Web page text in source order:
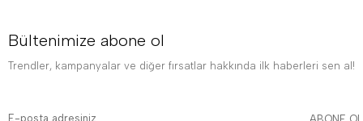
Bültenimize abone ol
Trendler, kampanyalar ve diğer fırsatlar hakkında ilk haberleri sen al!